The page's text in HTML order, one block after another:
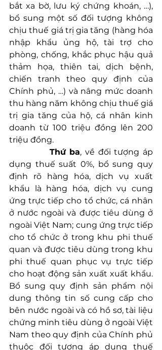
bắt xa bờ, lưu ký chứng khoán, …),
bổ sung một số đối tượng không
chịu thuế giá trị gia tăng (hàng hóa
nhập khẩu ủng hộ, tài trợ cho
phòng, chống, khắc phục hậu quả
thảm họa, thiên tai, dịch bệnh,
chiến tranh theo quy định của
Chính phủ, …) và nâng mức doanh
thu hàng năm không chịu thuế giá
trị gia tăng của hộ, cá nhân kinh
doanh từ 100 triệu đồng lên 200
triệu đồng.
Thứ ba, về đối tượng áp
dụng thuế suất 0%, bổ sung quy
định rõ hàng hóa, dịch vụ xuất
khẩu là hàng hóa, dịch vụ cung
ứng trực tiếp cho tổ chức, cá nhân
ở nước ngoài và được tiêu dùng ở
ngoài Việt Nam; cung ứng trực tiếp
cho tổ chức ở trong khu phi thuế
quan và được tiêu dùng trong khu
phi thuế quan phục vụ trực tiếp
cho hoạt động sản xuất xuất khẩu.
Bổ sung quy định sản phẩm nội
dung thông tin số cung cấp cho
bên nước ngoài và có hồ sơ, tài liệu
chứng minh tiêu dùng ở ngoài Việt
Nam theo quy định của Chính phủ
thuộc đối tượng áp dụng thuế